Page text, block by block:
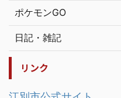
ポケモンGO
日記・雑記
リンク